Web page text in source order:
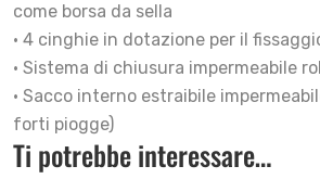
come borsa da sella
• 4 cinghie in dotazione per il
• Sistema di chiusura impermeabile
• Sacco interno estraibile
forti piogge)
Ti potrebbe interessare…